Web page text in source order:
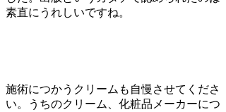
素直にうれしいですね。
施術につかうクリームも自慢させてくださ
い。うちのクリーム、化粧品メーカーにつ